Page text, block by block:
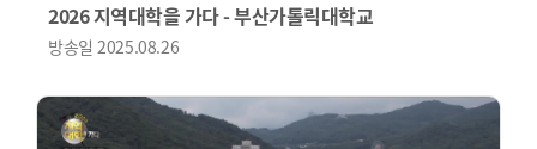
2026 지역대학을 가다 - 부산가톨릭대학교
방송일2025.08.26